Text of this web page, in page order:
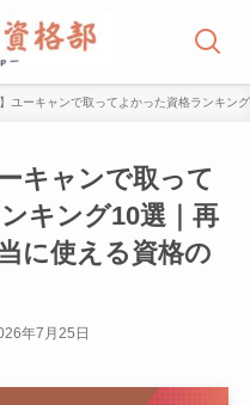
】ユーキャンで取ってよかった資格ランキン
キャンで取って
キング10選｜再
に使える資格の
年7月25日